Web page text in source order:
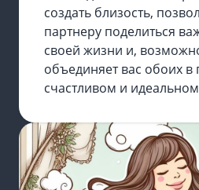
создать близость,
партнеру поделиться
своей жизни и,
объединяет вас обоих в
счастливом и